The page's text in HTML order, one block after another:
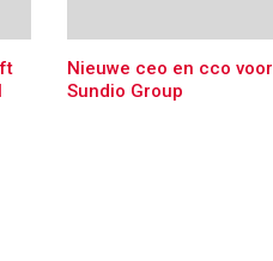
Nieuwe ceo en cco voor
Sundio Group